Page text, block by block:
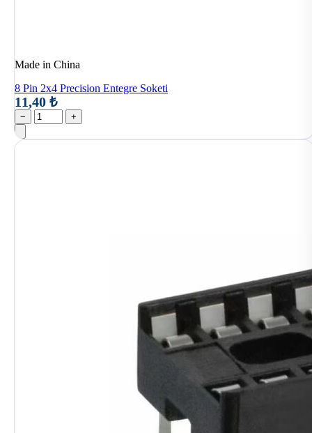
Made in China
8 Pin 2x4 Precision Entegre Soketi
11,40 ₺
− +